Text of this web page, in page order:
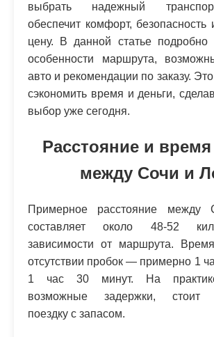
выбрать надежный
обеспечит комфорт, безопасность
цену. В данной статье подробно
особенности маршрута,
авто и рекомендации по заказу.
сэкономить время и деньги,
выбор уже сегодня.
Расстояние и время
между Сочи и
Примерное расстояние
составляет около 48-52
зависимости от маршрута.
отсутствии пробок — примерно 1
1 час 30 минут. На
возможные задержки, стоит
поездку с запасом.